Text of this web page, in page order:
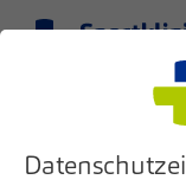
Internationale